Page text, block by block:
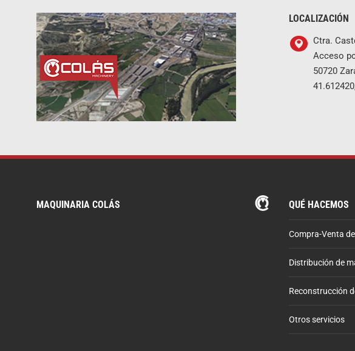
LOCALIZACIÓN
Ctra.
Acceso
50720
MAQUINARIA COLÁS QUÉ HACEMOS
Compra-Venta
Distribución de
Reconstrucción
Otros servicios